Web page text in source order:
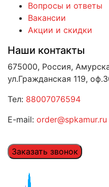
Вопросы и ответы
Вакансии
Акции и скидки
Наши контакты
675000, Россия,
ул.Гражданская 119,
Тел: 88007076594
E-mail: order@spkamur.ru
Заказать звонок